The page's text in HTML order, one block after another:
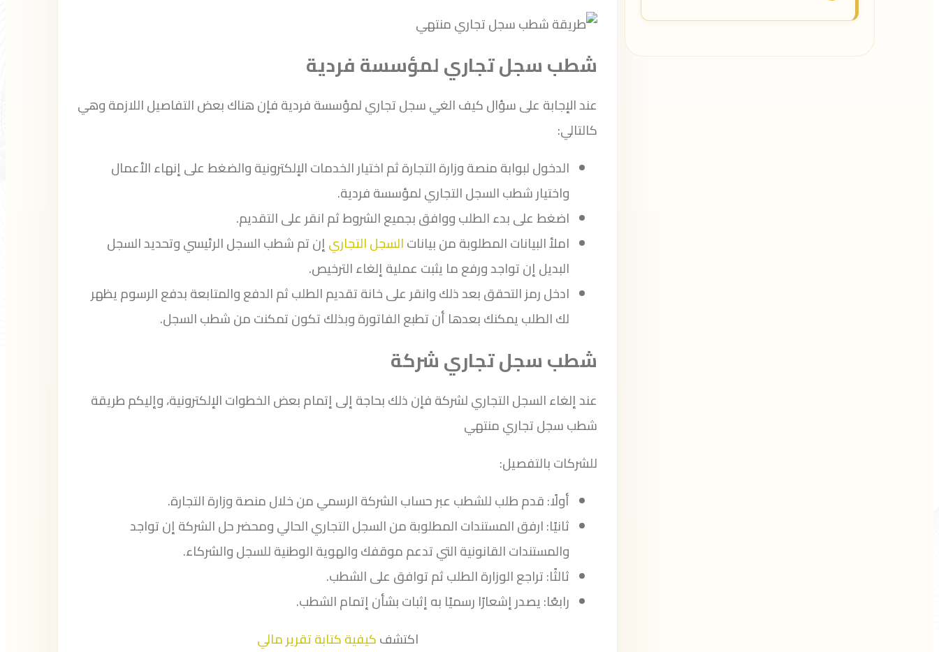
شطب سجل تجاري لمؤسسة فردية
عند الإجابة على سؤال كيف الغي سجل تجاري لمؤسسة فردية فإن هناك بعض التفاصيل اللازمة وهي
كالتالي:
الدخول لبوابة منصة وزارة التجارة ثم اختيار الخدمات الإلكترونية والضغط على إنهاء الأعمال
واختيار شطب السجل التجاري لمؤسسة فردية.
اضغط على بدء الطلب ووافق بجميع الشروط ثم انقر على التقديم.
املأ البيانات المطلوبة من بياناتالسجل التجاريإن تم شطب السجل الرئيسي وتحديد السجل
البديل إن تواجد ورفع ما يثبت عملية إلغاء الترخيص.
ادخل رمز التحقق بعد ذلك وانقر على خانة تقديم الطلب ثم الدفع والمتابعة بدفع الرسوم يظهر
لك الطلب يمكنك بعدها أن تطبع الفاتورة وبذلك تكون تمكنت من شطب السجل.
شطب سجل تجاري شركة
عند إلغاء السجل التجاري لشركة فإن ذلك بحاجة إلى إتمام بعض الخطوات الإلكترونية، وإليكم طريقة
شطب سجل تجاري منتهي
للشركات بالتفصيل:
أولًا: قدم طلب للشطب عبر حساب الشركة الرسمي من خلال منصة وزارة التجارة.
ثانيًا: ارفق المستندات المطلوبة من السجل التجاري الحالي ومحضر حل الشركة إن تواجد
والمستندات القانونية التي تدعم موقفك والهوية الوطنية للسجل والشركاء.
ثالثًا: تراجع الوزارة الطلب ثم توافق على الشطب.
رابعًا: يصدر إشعارًا رسميًا به إثبات بشأن إتمام الشطب.
اكتشفكيفية كتابة تقرير مالي